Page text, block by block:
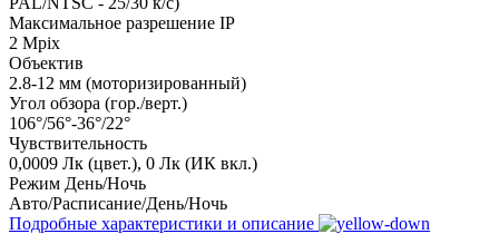
Максимальное разрешение IP
2 Mpix
Объектив
2.8-12 мм (моторизированный)
Угол обзора (гор./верт.)
106°/56°-36°/22°
Чувствительность
0,0009 Лк (цвет.), 0 Лк (ИК вкл.)
Режим День/Ночь
Авто/Расписание/День/Ночь
Подробные характеристики и описание